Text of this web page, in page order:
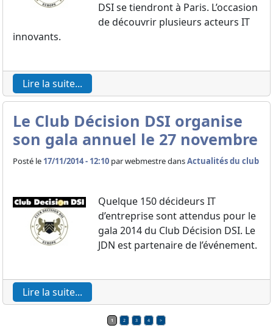
DSI se tiendront à Paris. L’occasion
de découvrir plusieurs acteurs IT
innovants.
Lire la suite...
Le Club Décision DSI organise
son gala annuel le 27 novembre
Posté le 17/11/2014 - 12:10 parwebmestre dansActualités du club
Quelque 150 décideurs IT
d’entreprise sont attendus pour le
gala 2014 du Club Décision DSI. Le
JDN est partenaire de l’événement.
Lire la suite...
1 2 3 4 >